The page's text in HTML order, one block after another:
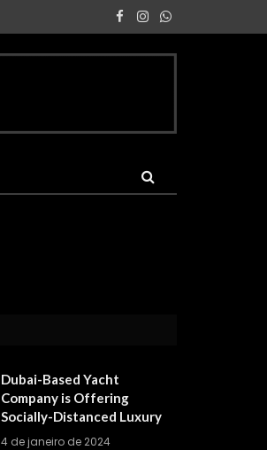
Facebook
InstagramWhatsApp
Dubai-Based Yacht
Company is Offering
Socially-Distanced Luxury
4 de janeiro de 2024